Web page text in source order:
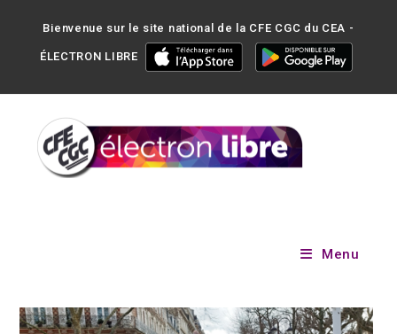
Bienvenue sur le site national de la CFE CGC du CEA -
ÉLECTRON LIBRE
Menu